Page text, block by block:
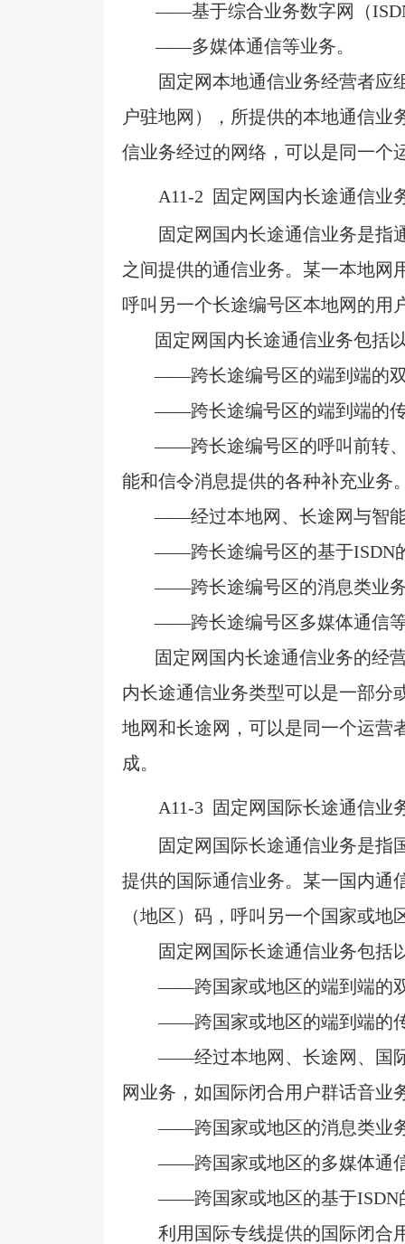
——基于综合业务数字网（
——多媒体通信等业务。
固定网本地通信业务经营者应
户驻地网），所提供的本地通信
信业务经过的网络，可以是同一个
A11-2
固定网国内长途通信业
固定网国内长途通信业务是指
之间提供的通信业务。某一本地网
呼叫另一个长途编号区本地网的用
固定网国内长途通信业务包括
——跨长途编号区的端到端的
——跨长途编号区的端到端的
——跨长途编号区的呼叫前转
能和信令消息提供的各种补充业务
——经过本地网、长途网与智
——跨长途编号区的基于ISDN
——跨长途编号区的消息类业
——跨长途编号区多媒体通信
固定网国内长途通信业务的经
内长途通信业务类型可以是一部分
地网和长途网，可以是同一个运营
成。
A11-3 固定网国际长途通信业
固定网国际长途通信业务是指
提供的国际通信业务。某一国内通
（地区）码，呼叫另一个国家或地
固定网国际长途通信业务包括
——跨国家或地区的端到端的
——跨国家或地区的端到端的
——经过本地网、长途网、国
网业务，如国际闭合用户群话音业
——跨国家或地区的消息类业
——跨国家或地区的多媒体通
——跨国家或地区的基于ISDN
利用国际专线提供的国际闭合